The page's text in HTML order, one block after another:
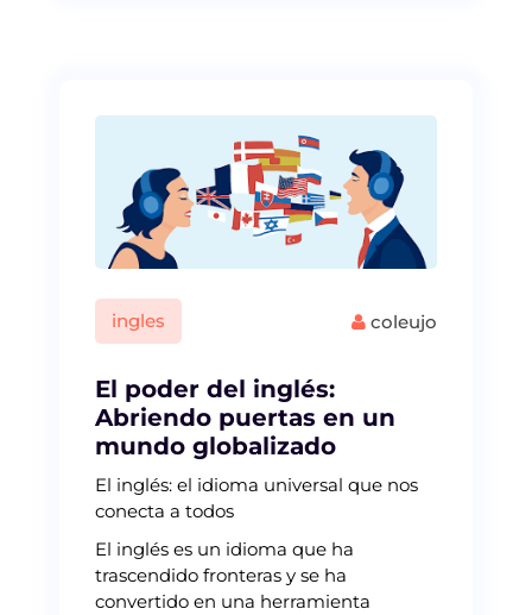
ingles coleujo
El poder del inglés:
Abriendo puertas en un
mundo globalizado
El inglés: el idioma universal que nos
conecta a todos
El inglés es un idioma que ha
trascendido fronteras y se ha
convertido en una herramienta